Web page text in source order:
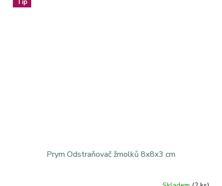
Tip
Prym Odstraňovač žmolků 8x8x3 cm